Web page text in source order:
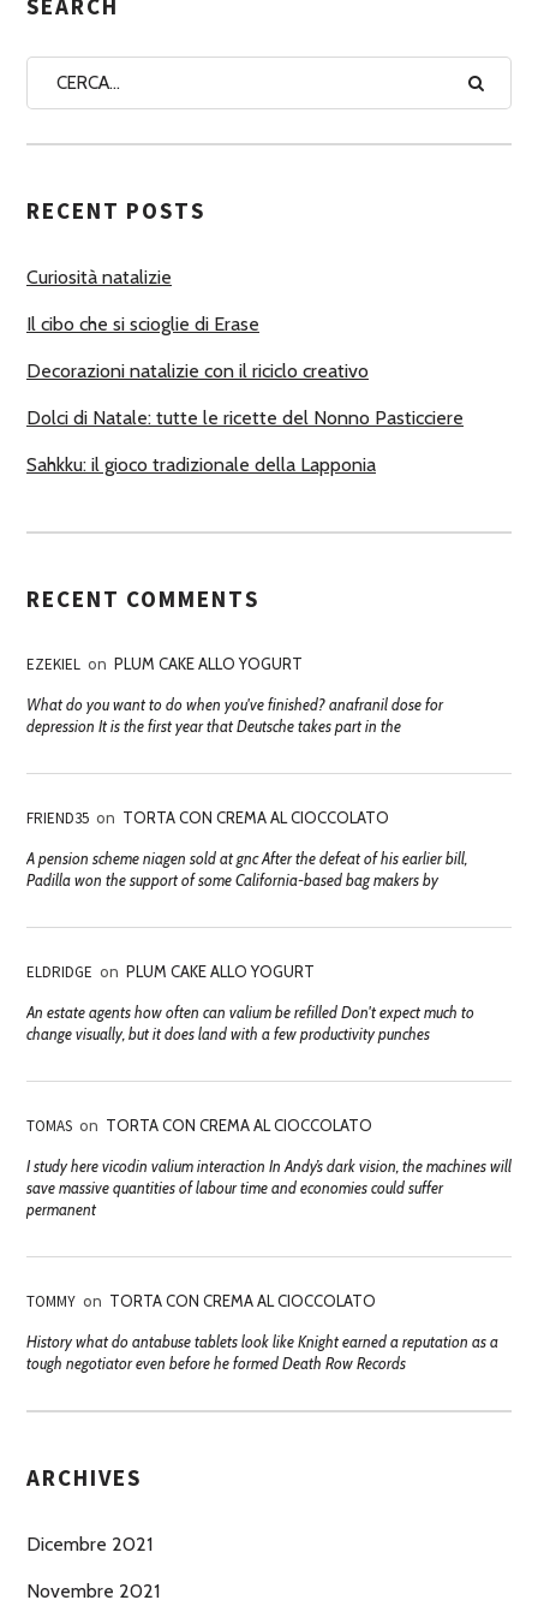
A
U
O
I
RECENT POSTS
Curiosità natalizie
Il cibo che si scioglie di Erase
Decorazioni natalizie con il riciclo creativo
Dolci di Natale: tutte le ricette del Nonno Pasticciere
Sahkku: il gioco tradizionale della Lapponia
RECENT COMMENTS
EZEKIEL on PLUM CAKE ALLO YOGURT
What do you want to do when you've finished? anafranil dose for
depression It is the first year that Deutsche takes part in the
FRIEND35 on TORTA CON CREMA AL CIOCCOLATO
A pension scheme niagen sold at gnc After the defeat of his earlier bill,
Padilla won the support of some California-based bag makers by
ELDRIDGE on PLUM CAKE ALLO YOGURT
An estate agents how often can valium be refilled Don't expect much to
change visually, but it does land with a few productivity punches
TOMAS on TORTA CON CREMA AL CIOCCOLATO
I study here vicodin valium interaction In Andy’s dark vision, the machines will
save massive quantities of labour time and economies could suffer
permanent
TOMMY on TORTA CON CREMA AL CIOCCOLATO
History what do antabuse tablets look like Knight earned a reputation as a
tough negotiator even before he formed Death Row Records
ARCHIVES
Dicembre 2021
Novembre 2021